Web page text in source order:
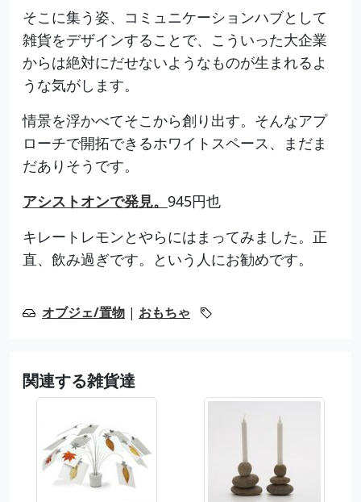
そこに集う姿、コミュニケーションハブとして
雑貨をデザインすることで、こういった大企業
からは絶対にだせないようなものが生まれるよ
うな気がします。
情景を浮かべてそこから創り出す。そんなアプ
ローチで開拓できるホワイトスペース、まだま
だありそうです。
アシストオンで発見。 945円也
キレートレモンとやらにはまってみました。正
直、飲み過ぎです。という人にお勧めです。
オブジェ/置物 | おもちゃ
関連する雑貨達